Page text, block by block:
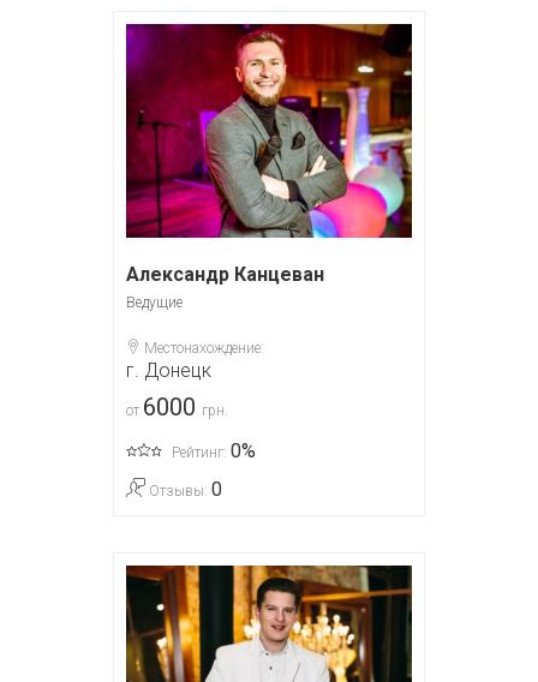
Александр Канцеван
Ведущие
Местонахождение:
г. Донецк
от 6000 грн.
Рейтинг: 0%
Отзывы: 0